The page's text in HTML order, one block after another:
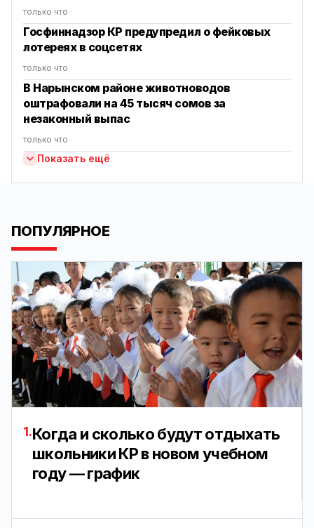
только что
Госфиннадзор КР предупредил о фейковых
лотереях в соцсетях
только что
В Нарынском районе животноводов
оштрафовали на 45 тысяч сомов за
незаконный выпас
только что
Показать ещё
ПОПУЛЯРНОЕ
1.Когда и сколько будут отдыхать
школьники КР в новом учебном
году — график